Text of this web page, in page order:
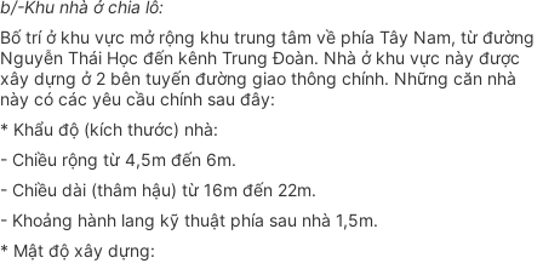
b/-Khu nhà ở chia lô:
Bố trí ở khu vực mở rộng khu trung tâm về phía Tây Nam, từ đường
Nguyễn Thái Học đến kênh Trung Đoàn. Nhà ở khu vực này được
xây dựng ở 2 bên tuyến đường giao thông chính. Những căn nhà
này có các yêu cầu chính sau đây:
* Khẩu độ (kích thước) nhà:
- Chiều rộng từ 4,5m đến 6m.
- Chiều dài (thâm hậu) từ 16m đến 22m.
- Khoảng hành lang kỹ thuật phía sau nhà 1,5m.
* Mật độ xây dựng: